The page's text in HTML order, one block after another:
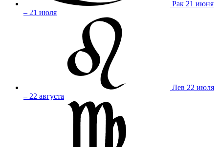
Рак 21 июня
– 21 июля
Лев 22 июля
– 22 августа